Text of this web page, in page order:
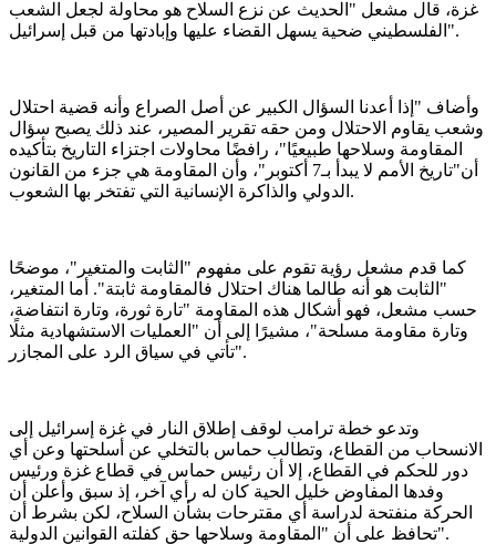
غزة، قال مشعل "الحديث عن نزع السلاح هو محاولة لجعل الشعب
الفلسطيني ضحية يسهل القضاء عليها وإبادتها من قبل إسرائيل".
وأضاف "إذا أعدنا السؤال الكبير عن أصل الصراع وأنه قضية احتلال
وشعب يقاوم الاحتلال ومن حقه تقرير المصير، عند ذلك يصبح سؤال
المقاومة وسلاحها طبيعيًا"، رافضًا محاولات اجتزاء التاريخ بتأكيده
أن"تاريخ الأمم لا يبدأ بـ7 أكتوبر"، وأن المقاومة هي جزء من القانون
الدولي والذاكرة الإنسانية التي تفتخر بها الشعوب.
كما قدم مشعل رؤية تقوم على مفهوم "الثابت والمتغير"، موضحًا
"الثابت هو أنه طالما هناك احتلال فالمقاومة ثابتة". أما المتغير،
حسب مشعل، فهو أشكال هذه المقاومة "تارة ثورة، وتارة انتفاضة،
وتارة مقاومة مسلحة"، مشيرًا إلى أن "العمليات الاستشهادية مثلًا
تأتي في سياق الرد على المجازر".
وتدعو خطة ترامب لوقف إطلاق النار في غزة إسرائيل إلى
الانسحاب من القطاع، وتطالب حماس بالتخلي عن أسلحتها وعن أي
دور للحكم في القطاع، إلا أن رئيس حماس في قطاع غزة ورئيس
وفدها المفاوض خليل الحية كان له رأي آخر، إذ سبق وأعلن أن
الحركة منفتحة لدراسة أي مقترحات بشأن السلاح، لكن بشرط أن
تحافظ على أن "المقاومة وسلاحها حق كفلته القوانين الدولية".